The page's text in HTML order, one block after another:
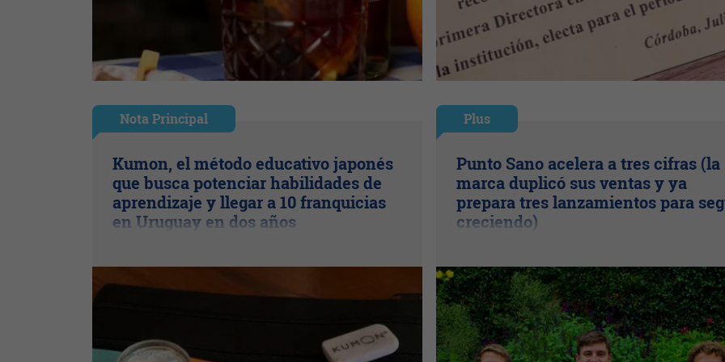
Nota Principal
Kumon, el método educativo japonés
que busca potenciar habilidades de
aprendizaje y llegar a 10 franquicias
en Uruguay en dos años
Plus
Punto Sano acelera a tres cifras (la
marca duplicó sus ventas y ya
prepara tres lanzamientos para
creciendo)